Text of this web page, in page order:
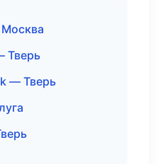
Тверь
— Тверь